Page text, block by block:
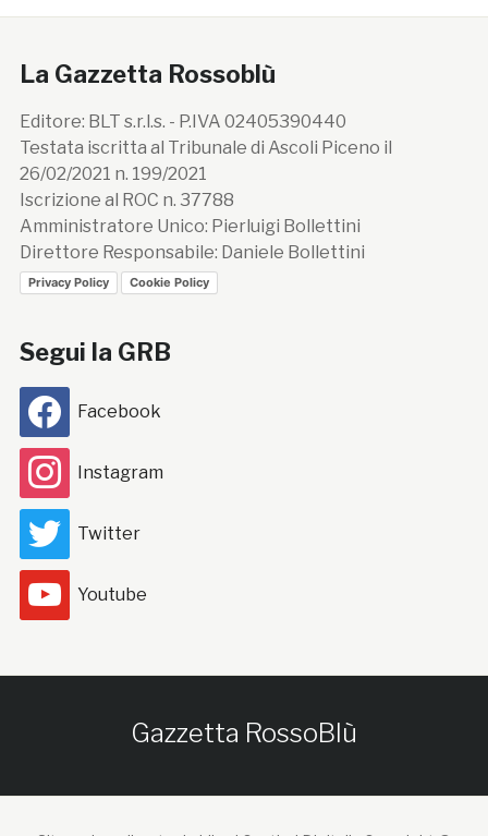
La Gazzetta Rossoblù
Editore: BLT s.r.l.s. - P.IVA 02405390440
Testata iscritta al Tribunale di Ascoli Piceno il
26/02/2021 n. 199/2021
Iscrizione al ROC n. 37788
Amministratore Unico: Pierluigi Bollettini
Direttore Responsabile: Daniele Bollettini
Privacy Policy Cookie Policy
Segui la GRB
Facebook
Instagram
Twitter
Youtube
Gazzetta RossoBlù